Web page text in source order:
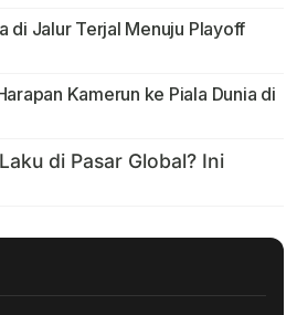
di Jalur Terjal Menuju Playoff
Kamerun ke Piala Dunia di